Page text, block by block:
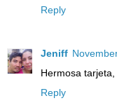
Reply
Jeniff
Hermosa
Reply